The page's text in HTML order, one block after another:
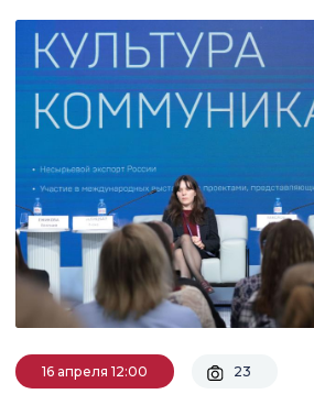
16 апреля 12:00 23